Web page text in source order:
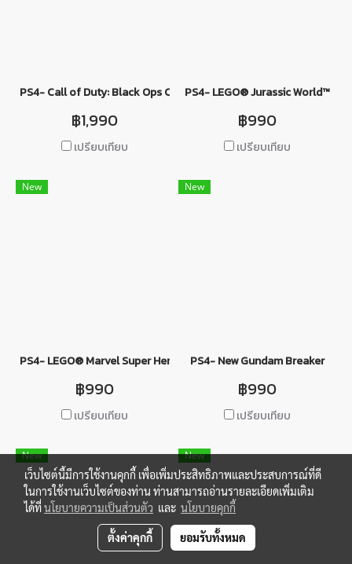
PS4- Call of Duty: Black Ops Cold War
฿1,990
เปรียบเทียบ
PS4- LEGO® Jurassic World™
฿990
เปรียบเทียบ
New
PS4- LEGO® Marvel Super Heroes 2
฿990
เปรียบเทียบ
New
PS4- New Gundam Breaker
฿990
เปรียบเทียบ
New New
เว็บไซต์นี้มีการใช้งานคุกกี้ เพื่อเพิ่มประสิทธิภาพและประสบการณ์ที่ดี
ในการใช้งานเว็บไซต์ของท่าน ท่านสามารถอ่านรายละเอียดเพิ่มเติม
ได้ที่นโยบายความเป็นส่วนตัว และ นโยบายคุกกี้
ตั้งค่าคุกกี้ ยอมรับทั้งหมด